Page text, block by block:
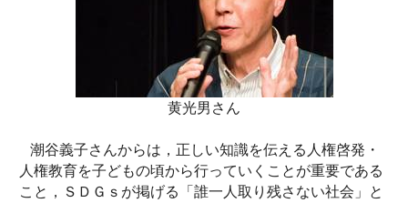
黄光男さん
潮谷義子さんからは，正しい知識を伝える人権啓発・
人権教育を子どもの頃から行っていくことが重要である
こと，ＳＤＧｓが掲げる「誰一人取り残さない社会」と